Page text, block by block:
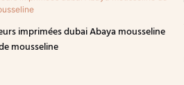
imprimées dubai Abaya mousseline
mousseline